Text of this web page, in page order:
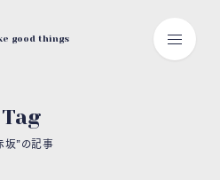
good things
Tag
坂”の記事